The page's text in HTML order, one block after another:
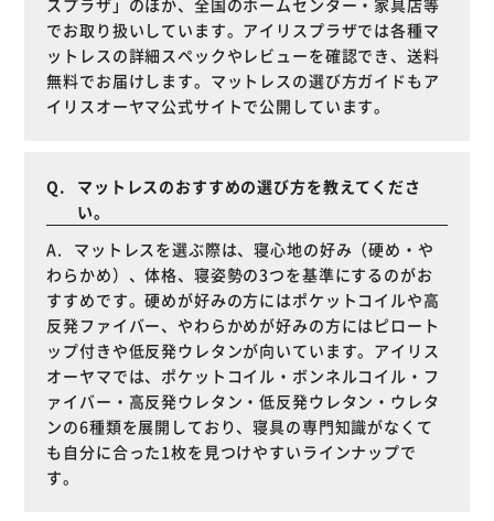
でお取り扱いしています。アイリスプラザでは各種マ
ットレスの詳細スペックやレビューを確認でき、送料
無料でお届けします。マットレスの選び方ガイドもア
イリスオーヤマ公式サイトで公開しています。
マットレスのおすすめの選び方を教えてくださ
い。
マットレスを選ぶ際は、寝心地の好み（硬め・や
わらかめ）、体格、寝姿勢の3つを基準にするのがお
すすめです。硬めが好みの方にはポケットコイルや高
反発ファイバー、やわらかめが好みの方にはピロート
ップ付きや低反発ウレタンが向いています。アイリス
オーヤマでは、ポケットコイル・ボンネルコイル・フ
ァイバー・高反発ウレタン・低反発ウレタン・ウレタ
ンの6種類を展開しており、寝具の専門知識がなくて
も自分に合った1枚を見つけやすいラインナップで
す。